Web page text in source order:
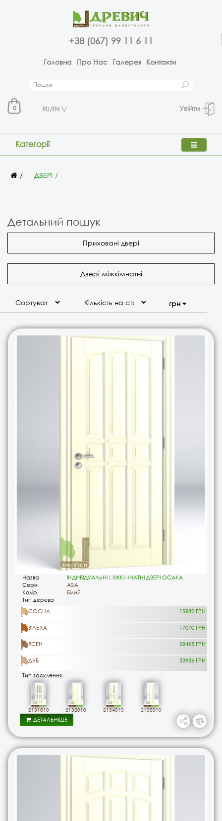
+38 (067) 99 11 6 11
Головна Про Нас Галерея Контакти
0 RU/EN Увійти
Категорії
ДВЕРІ
Детальний пошук
Приховані двері
Двері міжкімнатні
грн
Назва
ІНДИВІДУАЛЬНІ МІЖКІМНАТНІ ДВЕРІ ОСАКА
Серія
ASIA
Колір
Білий
Тип дерева
СОСНА
15982 ГРН
ВІЛЬХА 17070 ГРН
ЯСЕН 28495 ГРН
ДУБ
33936 ГРН
Тип засклення
2131010 2132010 2134010 2135010
ДЕТАЛЬНІШЕ